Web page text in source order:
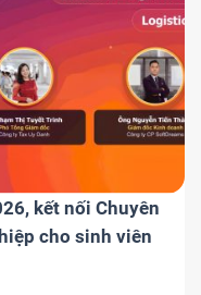
kết nối Chuyên
cho sinh viên